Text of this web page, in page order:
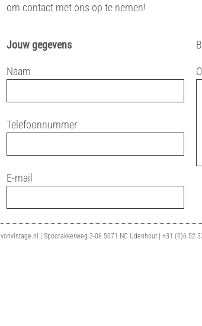
om contact met ons op te nemen!
Jouw gegevens
Naam
Telefoonnummer
E-mail
vonvintage.nl | Spoorakkerweg 3-06 5071 NC Udenhout | +31 (0)6 52